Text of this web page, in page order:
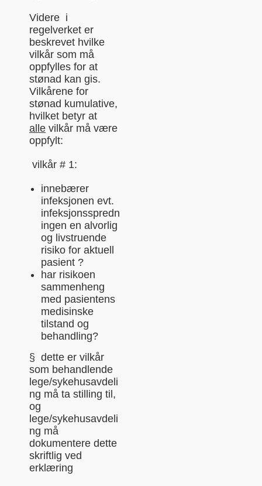
Videre i
regelverket er
beskrevet hvilke
vilkår som må
oppfylles for at
stønad kan gis.
Vilkårene for
stønad kumulative,
hvilket betyr at
alle vilkår må være
oppfylt:
vilkår # 1:
innebærer
infeksjonen evt.
infeksjonsspredn
ingen en alvorlig
og livstruende
risiko for aktuell
pasient ?
har risikoen
sammenheng
med pasientens
medisinske
tilstand og
behandling?
§ dette er vilkår
som behandlende
lege/sykehusavdeli
ng må ta stilling til,
og
lege/sykehusavdeli
ng må
dokumentere dette
skriftlig ved
erklæring